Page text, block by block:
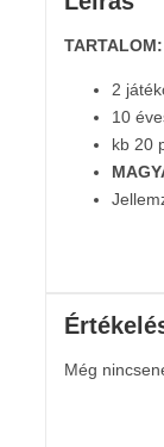
TARTALOM:
2
10
kb 20
Még